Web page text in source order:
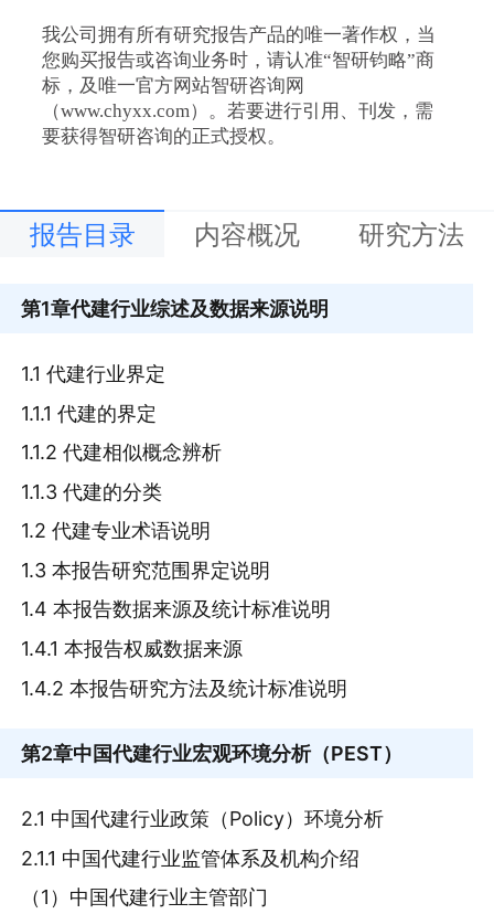
我公司拥有所有研究报告产品的唯一著作权，当
您购买报告或咨询业务时，请认准“智研钧略”商
标，及唯一官方网站智研咨询网
（www.chyxx.com）。若要进行引用、刊发，需
要获得智研咨询的正式授权。
报告目录 内容概况 研究方法
第1章代建行业综述及数据来源说明
1.1 代建行业界定
1.1.1 代建的界定
1.1.2 代建相似概念辨析
1.1.3 代建的分类
1.2 代建专业术语说明
1.3 本报告研究范围界定说明
1.4 本报告数据来源及统计标准说明
1.4.1 本报告权威数据来源
1.4.2 本报告研究方法及统计标准说明
第2章中国代建行业宏观环境分析（PEST）
2.1 中国代建行业政策（Policy）环境分析
2.1.1 中国代建行业监管体系及机构介绍
（1）中国代建行业主管部门